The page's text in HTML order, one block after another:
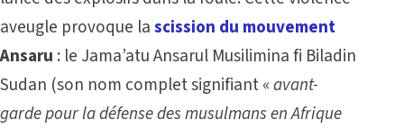
aveugle provoque lascission du mouvement
Ansaru : le Jama’atu Ansarul Musilimina fi Biladin
Sudan (son nom complet signifiant «avant-
garde pour la défense des musulmans en Afrique